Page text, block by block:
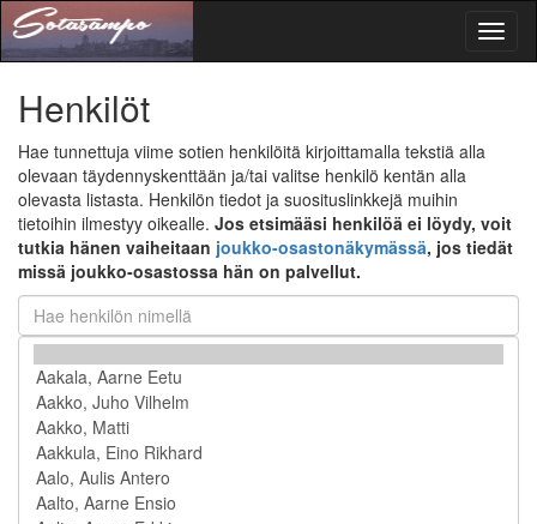
Henkilöt
Hae tunnettuja viime sotien henkilöitä kirjoittamalla tekstiä alla
olevaan täydennyskenttään ja/tai valitse henkilö kentän alla
olevasta listasta. Henkilön tiedot ja suosituslinkkejä muihin
tietoihin ilmestyy oikealle. Jos etsimääsi henkilöä ei löydy, voit
tutkia hänen vaiheitaan joukko-osastonäkymässä, jos tiedät
missä joukko-osastossa hän on palvellut.